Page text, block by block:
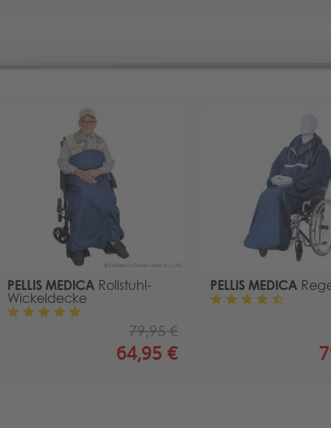
PELLIS MEDICA Rollstuhl-
Wickeldecke
64,95 €
79,95 €
PELLIS MEDICA